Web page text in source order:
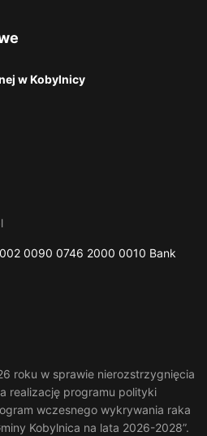
w Kobylnicy
0090 0746 2000 0010 Bank
roku w sprawie nierozstrzygnięcia
realizację programu polityki
wczesnego wykrywania raka
Kobylnica na lata 2026-2028”.